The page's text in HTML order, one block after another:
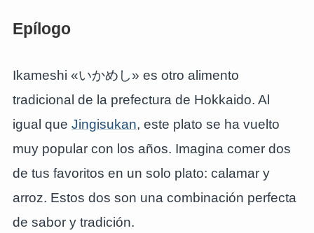
Epílogo
Ikameshi «いかめし» es otro alimento
tradicional de la prefectura de Hokkaido. Al
igual que Jingisukan, este plato se ha vuelto
muy popular con los años. Imagina comer dos
de tus favoritos en un solo plato: calamar y
arroz. Estos dos son una combinación perfecta
de sabor y tradición.